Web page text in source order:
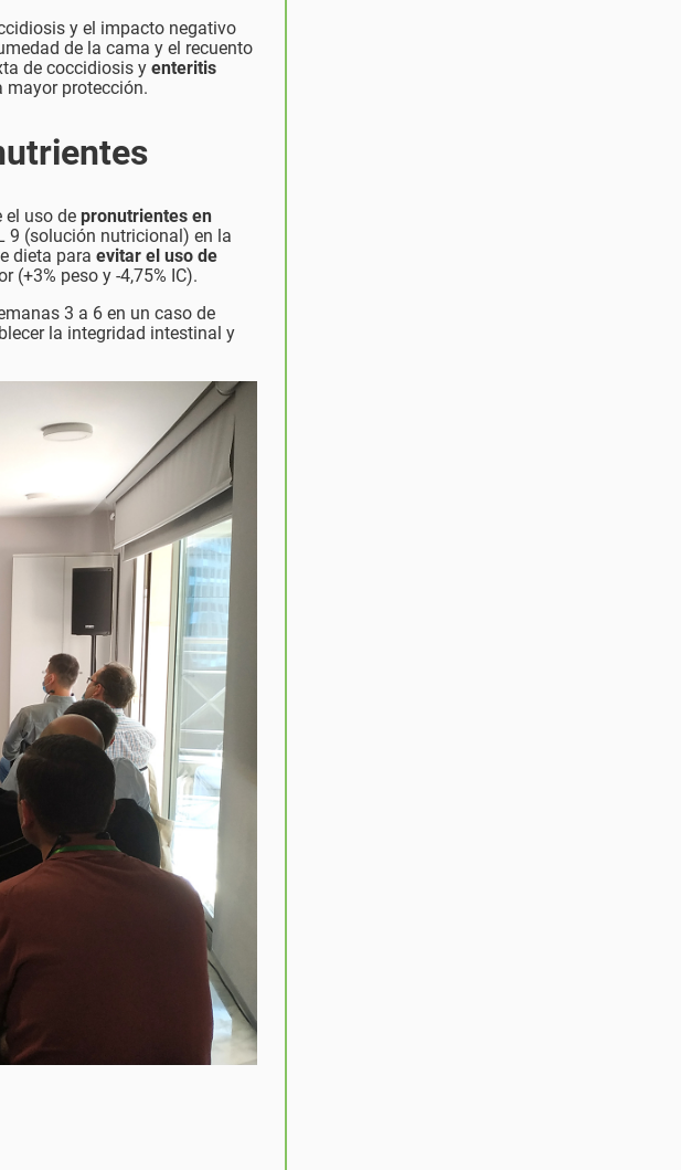
y el impacto negativo
de la cama y el recuento
de coccidiosis y enteritis
mayor protección.
el uso de pronutrientes en
9 (solución nutricional) en la
dieta para evitar el uso de
(+3% peso y -4,75% IC).
3 a 6 en un caso de
la integridad intestinal y